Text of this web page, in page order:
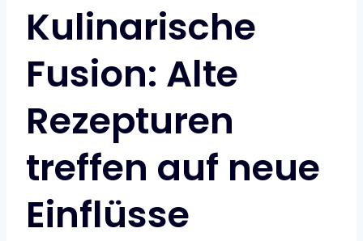
Kulinarische
Fusion: Alte
Rezepturen
treffen auf neue
Einflüsse